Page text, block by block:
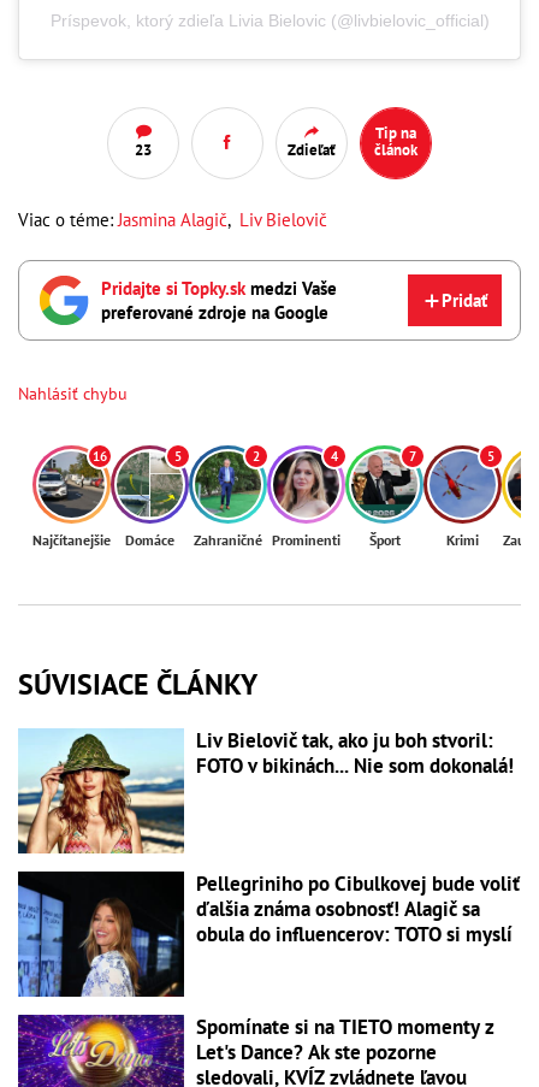
Príspevok, ktorý zdieľa Livia Bielovic (@livbielovic_official)
23 Zdieľať
Tip na
článok
Viac o téme: Jasmina Alagič, Liv Bielovič
Pridajte si Topky.sk medzi Vaše
preferované zdroje na Google
Pridať
Nahlásiť chybu
16
Najčítanejšie
5
Domáce
2
Zahraničné
4
Prominenti
7
Šport
5
Krimi
SÚVISIACE ČLÁNKY
Liv Bielovič tak, ako ju boh stvoril:
FOTO v bikinách... Nie som dokonalá!
Pellegriniho po Cibulkovej bude voliť
ďalšia známa osobnosť! Alagič sa
obula do influencerov: TOTO si myslí
Spomínate si na TIETO momenty z
Let's Dance? Ak ste pozorne
sledovali, KVÍZ zvládnete ľavou